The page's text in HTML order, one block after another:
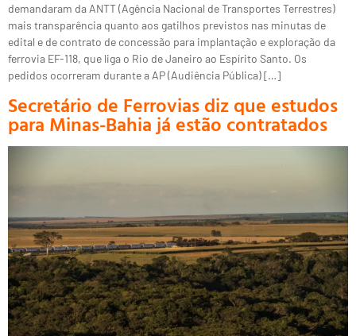
demandaram da ANTT (Agência Nacional de Transportes Terrestres)
mais transparência quanto aos gatilhos previstos nas minutas de
edital e de contrato de concessão para implantação e exploração da
ferrovia EF-118, que liga o Rio de Janeiro ao Espírito Santo. Os
pedidos ocorreram durante a AP (Audiência Pública) […]
Secretário de Ferrovias diz que estudos
para Minas-Bahia já estão contratados